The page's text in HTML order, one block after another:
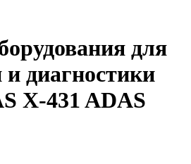
для
диагностики
X-431 ADAS